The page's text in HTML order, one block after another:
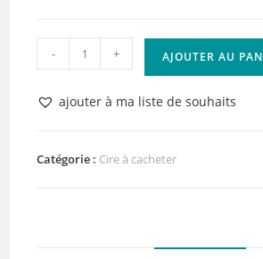
quantité
de
Combo
de
- + AJOUTER AU
ajouter à ma liste de souhaits
Catégorie : Cire à cacheter